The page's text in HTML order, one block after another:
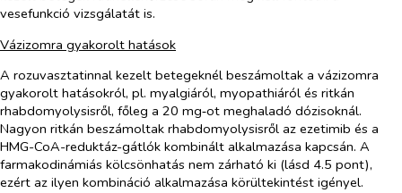
vesefunkció vizsgálatát is.
Vázizomra gyakorolt hatások
A rozuvasztatinnal kezelt betegeknél beszámoltak a vázizomra
gyakorolt hatásokról, pl. myalgiáról, myopathiáról és ritkán
rhabdomyolysisről, főleg a 20 mg‑ot meghaladó dózisoknál.
Nagyon ritkán beszámoltak rhabdomyolysisről az ezetimib és a
HMG-CoA-reduktáz-gátlók kombinált alkalmazása kapcsán. A
farmakodinámiás kölcsönhatás nem zárható ki (lásd 4.5 pont),
ezért az ilyen kombináció alkalmazása körültekintést igényel.